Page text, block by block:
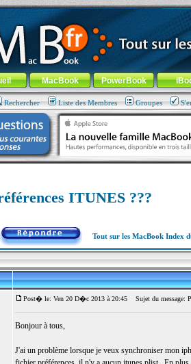
Apple... 100% nomade !
Aller au menu général-Aller au menu de
MacBook PowerBook
Rechercher Liste des Membres Groupes
ITUNES ???
Tout sur les MacBook Index
Post� le: Ven 20 D�c 2013 à 20:45 Sujet du message:
Bonjour à tous,
J'ai un problème lorsque je veux synchroniser mon